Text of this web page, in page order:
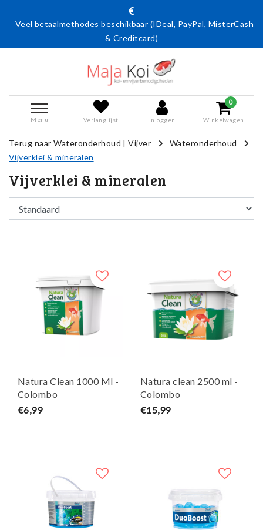
Veel betaalmethodes beschikbaar (IDeal, PayPal, MisterCash
& Creditcard)
Menu Verlanglijst Inloggen
0
Winkelwagen
Terug naar Wateronderhoud |Vijver
Wateronderhoud
Vijverklei & mineralen
Vijverklei & mineralen
Natura Clean 1000 Ml -
Colombo
€6,99
Natura clean 2500 ml -
Colombo
€15,99